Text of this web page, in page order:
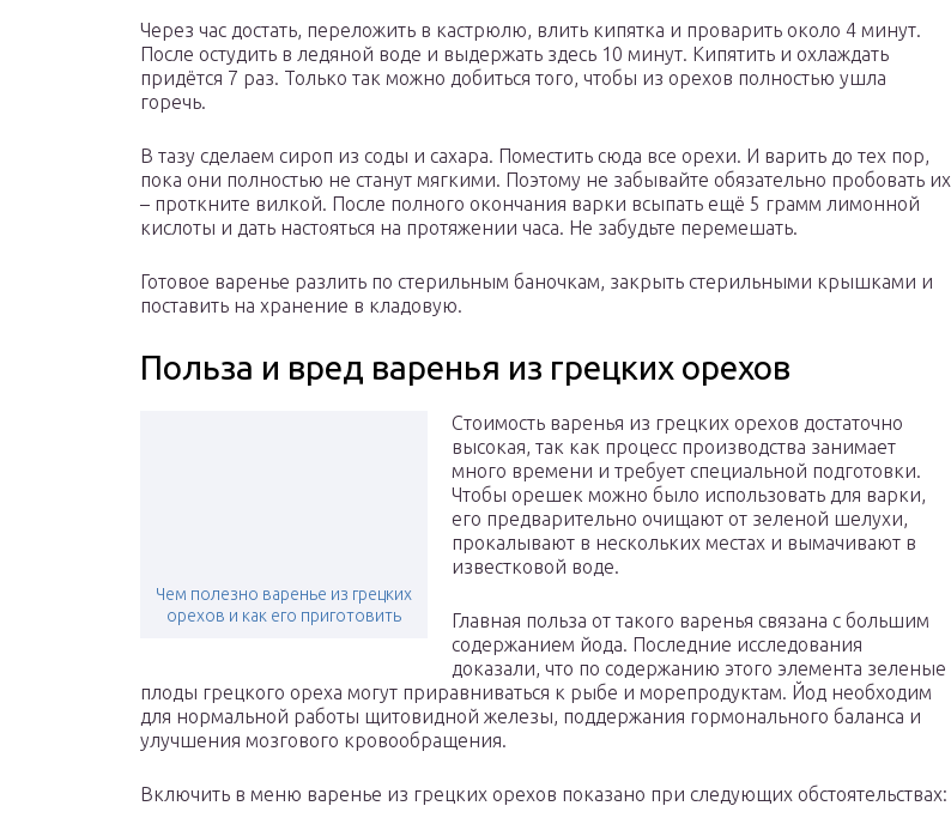
Через час достать, переложить в кастрюлю, влить кипятка и проварить около 4 минут.
После остудить в ледяной воде и выдержать здесь 10 минут. Кипятить и охлаждать
придётся 7 раз. Только так можно добиться того, чтобы из орехов полностью ушла
горечь.
В тазу сделаем сироп из соды и сахара. Поместить сюда все орехи. И варить до тех пор,
пока они полностью не станут мягкими. Поэтому не забывайте обязательно пробовать их
– проткните вилкой. После полного окончания варки всыпать ещё 5 грамм лимонной
кислоты и дать настояться на протяжении часа. Не забудьте перемешать.
Готовое варенье разлить по стерильным баночкам, закрыть стерильными крышками и
поставить на хранение в кладовую.
Польза и вред варенья из грецких орехов
Чем полезно варенье из грецких
орехов и как его приготовить
Стоимость варенья из грецких орехов достаточно
высокая, так как процесс производства занимает
много времени и требует специальной подготовки.
Чтобы орешек можно было использовать для варки,
его предварительно очищают от зеленой шелухи,
прокалывают в нескольких местах и вымачивают в
известковой воде.
Главная польза от такого варенья связана с большим
содержанием йода. Последние исследования
доказали, что по содержанию этого элемента зеленые
плоды грецкого ореха могут приравниваться к рыбе и морепродуктам. Йод необходим
для нормальной работы щитовидной железы, поддержания гормонального баланса и
улучшения мозгового кровообращения.
Включить в меню варенье из грецких орехов показано при следующих обстоятельствах: